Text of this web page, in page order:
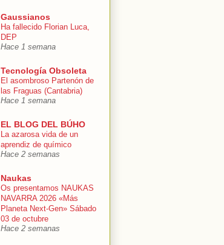
Gaussianos
Ha fallecido Florian Luca,
DEP
Hace 1 semana
Tecnología Obsoleta
El asombroso Partenón de
las Fraguas (Cantabria)
Hace 1 semana
EL BLOG DEL BÚHO
La azarosa vida de un
aprendiz de químico
Hace 2 semanas
Naukas
Os presentamos NAUKAS
NAVARRA 2026 «Más
Planeta Next-Gen» Sábado
03 de octubre
Hace 2 semanas